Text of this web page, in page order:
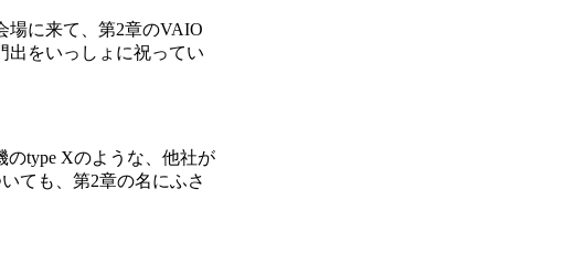
に来て、第2章のVAIO
出をいっしょに祝ってい
type Xのような、他社が
ても、第2章の名にふさ